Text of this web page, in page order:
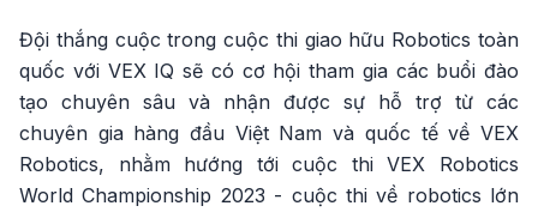
Đội thắng cuộc trong cuộc thi giao hữu Robotics toàn
quốc với VEX IQ sẽ có cơ hội tham gia các buổi đào
tạo chuyên sâu và nhận được sự hỗ trợ từ các
chuyên gia hàng đầu Việt Nam và quốc tế về VEX
Robotics, nhằm hướng tới cuộc thi VEX Robotics
World Championship 2023 - cuộc thi về robotics lớn